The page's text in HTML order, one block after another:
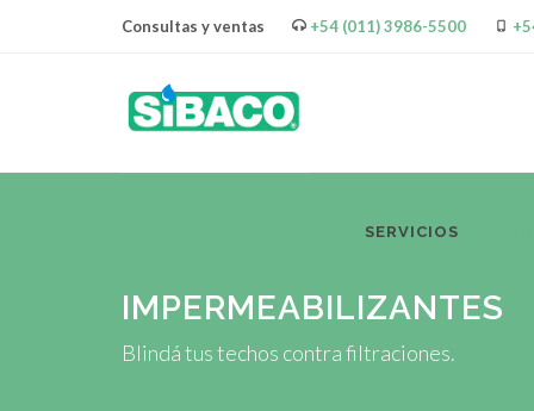
Consultas y ventas +54 (011) 3986-5500
SERVICIOS
IMPERMEABILIZANTES
Blindá tus techos contra filtraciones.